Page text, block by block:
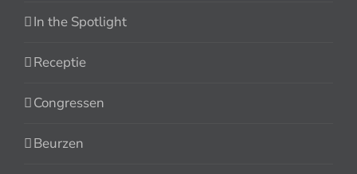
In the Spotlight
Receptie
Congressen
Beurzen